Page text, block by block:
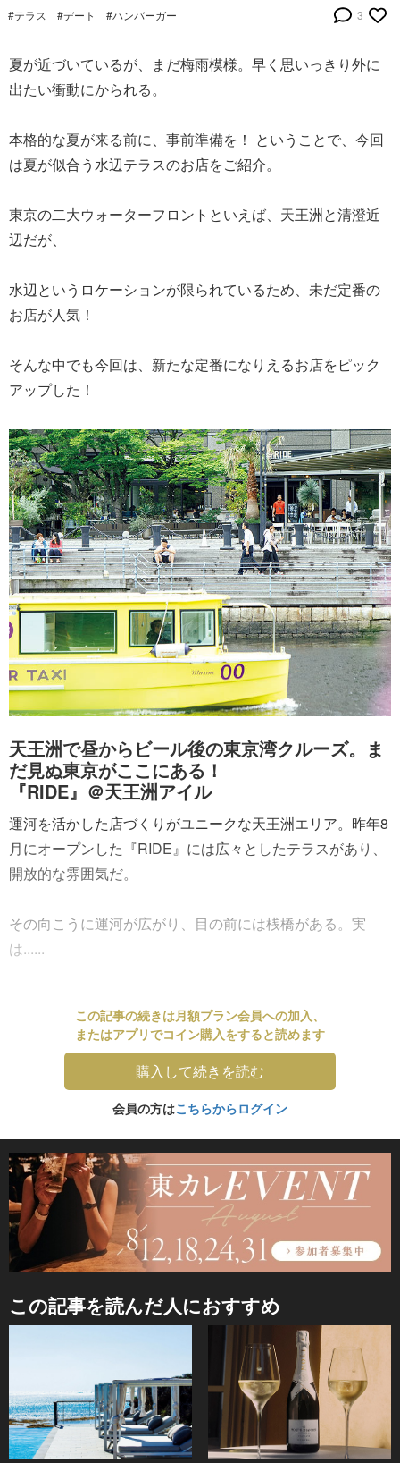
#テラス #デート #ハンバーガー 3
夏が近づいているが、まだ梅雨模様。早く思いっきり外に
出たい衝動にかられる。
本格的な夏が来る前に、事前準備を！ ということで、今回
は夏が似合う水辺テラスのお店をご紹介。
東京の二大ウォーターフロントといえば、天王洲と清澄近
辺だが、
水辺というロケーションが限られているため、未だ定番の
お店が人気！
そんな中でも今回は、新たな定番になりえるお店をピック
アップした！
天王洲で昼からビール後の東京湾クルーズ。ま
だ見ぬ東京がここにある！
『RIDE』＠天王洲アイル
運河を活かした店づくりがユニークな天王洲エリア。昨年8
月にオープンした『RIDE』には広々としたテラスがあり、
開放的な雰囲気だ。
その向こうに運河が広がり、目の前には桟橋がある。実
は......
この記事の続きは月額プラン会員への加入、
またはアプリでコイン購入をすると読めます
購入して続きを読む
会員の方はこちらからログイン
この記事を読んだ人におすすめ